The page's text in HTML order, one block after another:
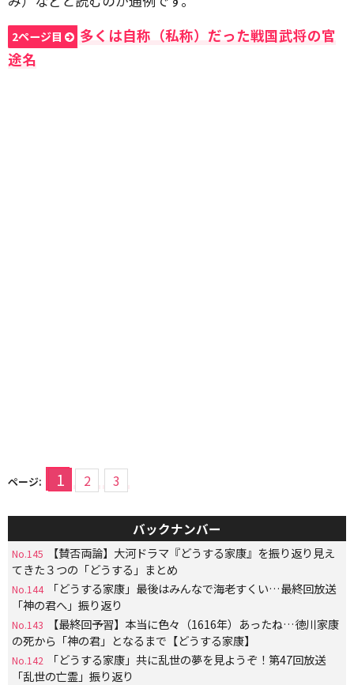
2ページ目
多くは自称（私称）だった戦国武将の官
途名
ページ: 1 2 3
バックナンバー
No.145
【賛否両論】大河ドラマ『どうする家康』を振り返り見え
てきた３つの「どうする」まとめ
No.144
「どうする家康」最後はみんなで海老すくい…最終回放送
「神の君へ」振り返り
No.143
【最終回予習】本当に色々（1616年）あったね…徳川家康
の死から「神の君」となるまで【どうする家康】
No.142
「どうする家康」共に乱世の夢を見ようぞ！第47回放送
「乱世の亡霊」振り返り